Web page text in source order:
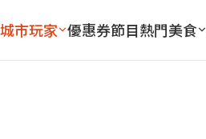
城市玩家 優惠券節目熱門美食